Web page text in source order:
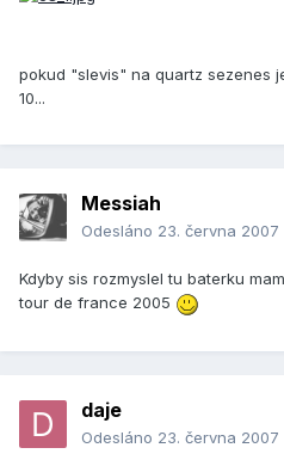
pokud "slevis" na quartz sezenes
10...
Messiah
Odesláno 23. června 2007
Kdyby sis rozmyslel tu baterku
tour de france 2005
daje
Odesláno 23. června 2007